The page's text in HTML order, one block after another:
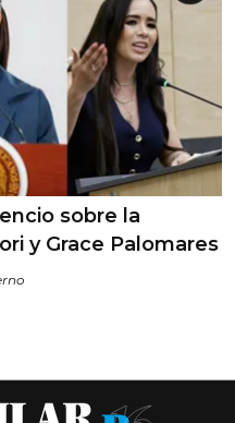
sobre la
y Grace Palomares